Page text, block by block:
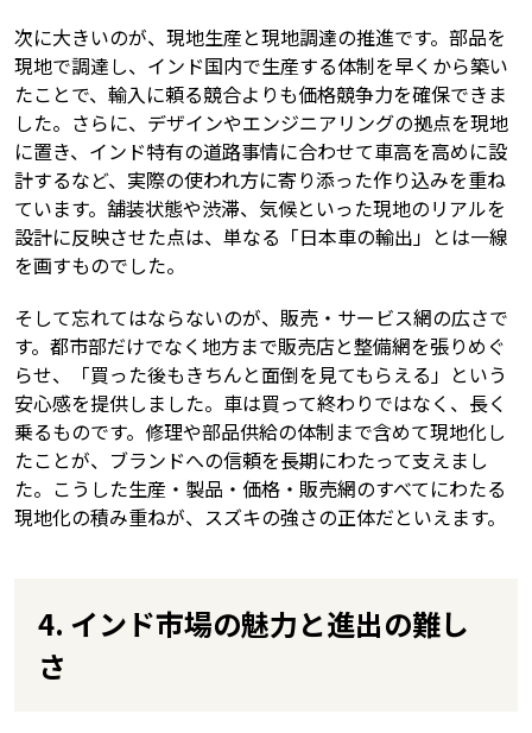
次に大きいのが、現地生産と現地調達の推進です。部品を
現地で調達し、インド国内で生産する体制を早くから築い
たことで、輸入に頼る競合よりも価格競争力を確保できま
した。さらに、デザインやエンジニアリングの拠点を現地
に置き、インド特有の道路事情に合わせて車高を高めに設
計するなど、実際の使われ方に寄り添った作り込みを重ね
ています。舗装状態や渋滞、気候といった現地のリアルを
設計に反映させた点は、単なる「日本車の輸出」とは一線
を画すものでした。
そして忘れてはならないのが、販売・サービス網の広さで
す。都市部だけでなく地方まで販売店と整備網を張りめぐ
らせ、「買った後もきちんと面倒を見てもらえる」という
安心感を提供しました。車は買って終わりではなく、長く
乗るものです。修理や部品供給の体制まで含めて現地化し
たことが、ブランドへの信頼を長期にわたって支えまし
た。こうした生産・製品・価格・販売網のすべてにわたる
現地化の積み重ねが、スズキの強さの正体だといえます。
4. インド市場の魅力と進出の難し
さ